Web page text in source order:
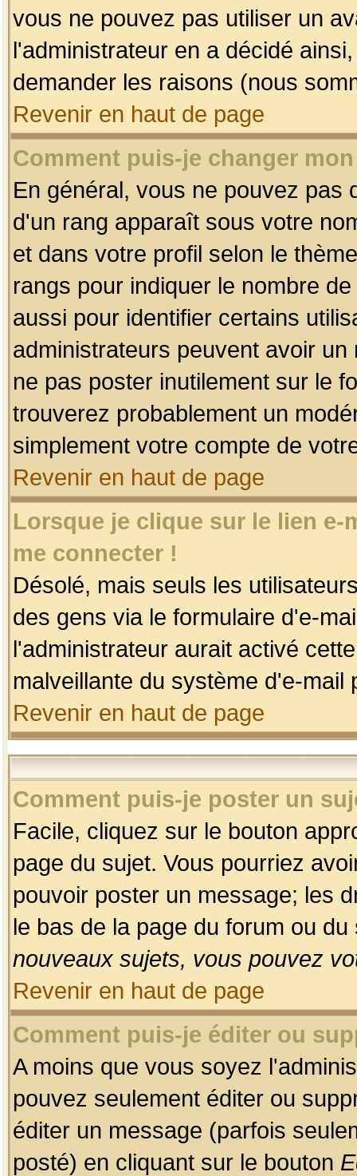
vous ne pouvez pas utiliser un
l'administrateur en a décidé
demander les raisons (nous
Revenir en haut de page
Comment puis-je changer
En général, vous ne pouvez pas
d'un rang apparaît sous votre
et dans votre profil selon le
rangs pour indiquer le nombre
aussi pour identifier certains
administrateurs peuvent avoir
ne pas poster inutilement sur le
trouverez probablement un
simplement votre compte de
Revenir en haut de page
Lorsque je clique sur le lien
me connecter !
Désolé, mais seuls les
des gens via le formulaire d'e-
l'administrateur aurait activé
malveillante du système d'e-
Revenir en haut de page
Comment puis-je poster un
Facile, cliquez sur le bouton
page du sujet. Vous pourriez
pouvoir poster un message; les
le bas de la page du forum ou
nouveaux sujets, vous pouvez
Revenir en haut de page
Comment puis-je éditer ou
A moins que vous soyez
pouvez seulement éditer ou
éditer un message (parfois
posté) en cliquant sur le bouton